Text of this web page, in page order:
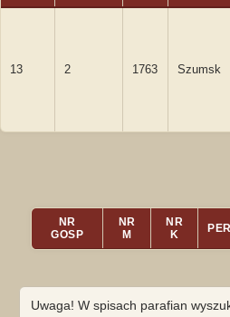
13 2 1763 Szumsk
NR
GOSP
NR
M
NR
K
Uwaga! W spisach parafian